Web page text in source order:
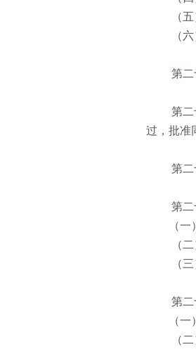
（五）
（六）
第二十
第二十
过，批准
第二十
第二十
（一）
（二）
（三）
第二十
（一）
（二）